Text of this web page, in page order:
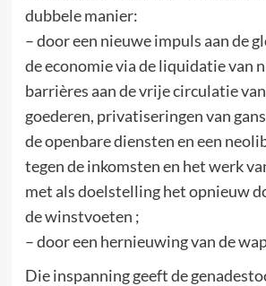
dubbele manier:
– door een nieuwe impuls aan de
de economie via de liquidatie van
barrières aan de vrije circulatie
goederen, privatiseringen van
de openbare diensten en een
tegen de inkomsten en het werk
met als doelstelling het opnieuw
de winstvoeten ;
– door een hernieuwing van de
Die inspanning geeft de